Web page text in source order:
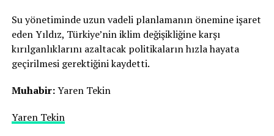
Su yönetiminde uzun vadeli planlamanın önemine işaret
eden Yıldız, Türkiye’nin iklim değişikliğine karşı
kırılganlıklarını azaltacak politikaların hızla hayata
geçirilmesi gerektiğini kaydetti.
Muhabir:Yaren Tekin
Yaren Tekin